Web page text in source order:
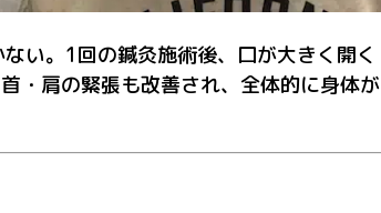
い。1回の鍼灸施術後、口が大きく開く
・肩の緊張も改善され、全体的に身体が